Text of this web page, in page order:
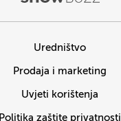
Uredništvo
Prodaja i marketing
Uvjeti korištenja
Politika zaštite privatnosti